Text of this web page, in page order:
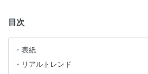
目次
表紙
リアルトレンド